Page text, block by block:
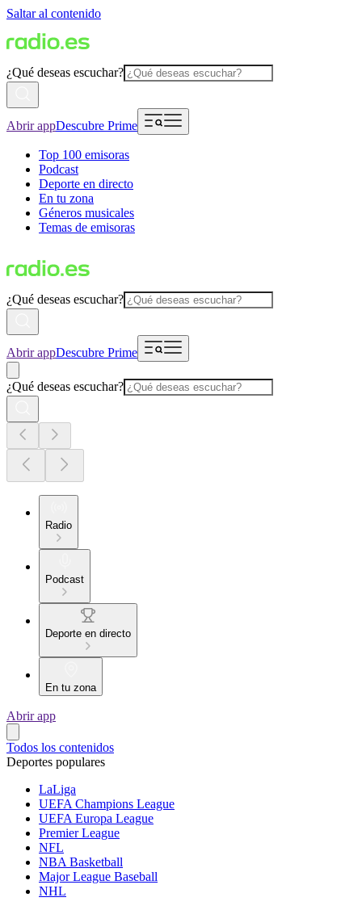
Saltar al contenido
¿Qué deseas escuchar?
Abrir appDescubre Prime
Top 100 emisoras
Podcast
Deporte en directo
En tu zona
Géneros musicales
Temas de emisoras
¿Qué deseas escuchar?
Abrir appDescubre Prime
¿Qué deseas escuchar?
Radio
Podcast
Deporte en directo
En tu zona
Abrir app
Todos los contenidos
Deportes populares
LaLiga
UEFA Champions League
UEFA Europa League
Premier League
NFL
NBA Basketball
Major League Baseball
NHL